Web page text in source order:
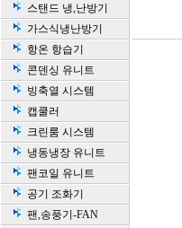
스탠드 냉,난방기
가스식냉난방기
항온 항습기
콘덴싱 유니트
빙축열 시스템
캡쿨러
크린룸 시스템
냉동냉장 유니트
팬코일 유니트
공기 조화기
팬,송풍기-FAN